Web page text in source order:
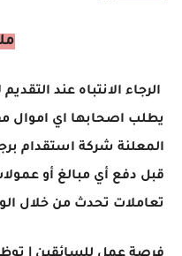
الرجاء الانتباه عند
يطلب اصحابها اي اموال
المعلنة شركة استقدام
قبل دفع أي مبالغ أو
تعاملات تحدث من خلال